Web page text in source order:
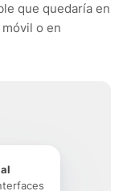
que quedaría en
o en